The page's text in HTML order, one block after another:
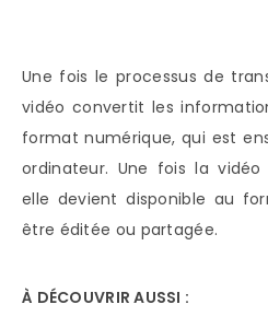
Une fois le processus de
vidéo convertit les
format numérique, qui est
ordinateur. Une fois la
elle devient disponible au
être éditée ou partagée.
À DÉCOUVRIR AUSSI :